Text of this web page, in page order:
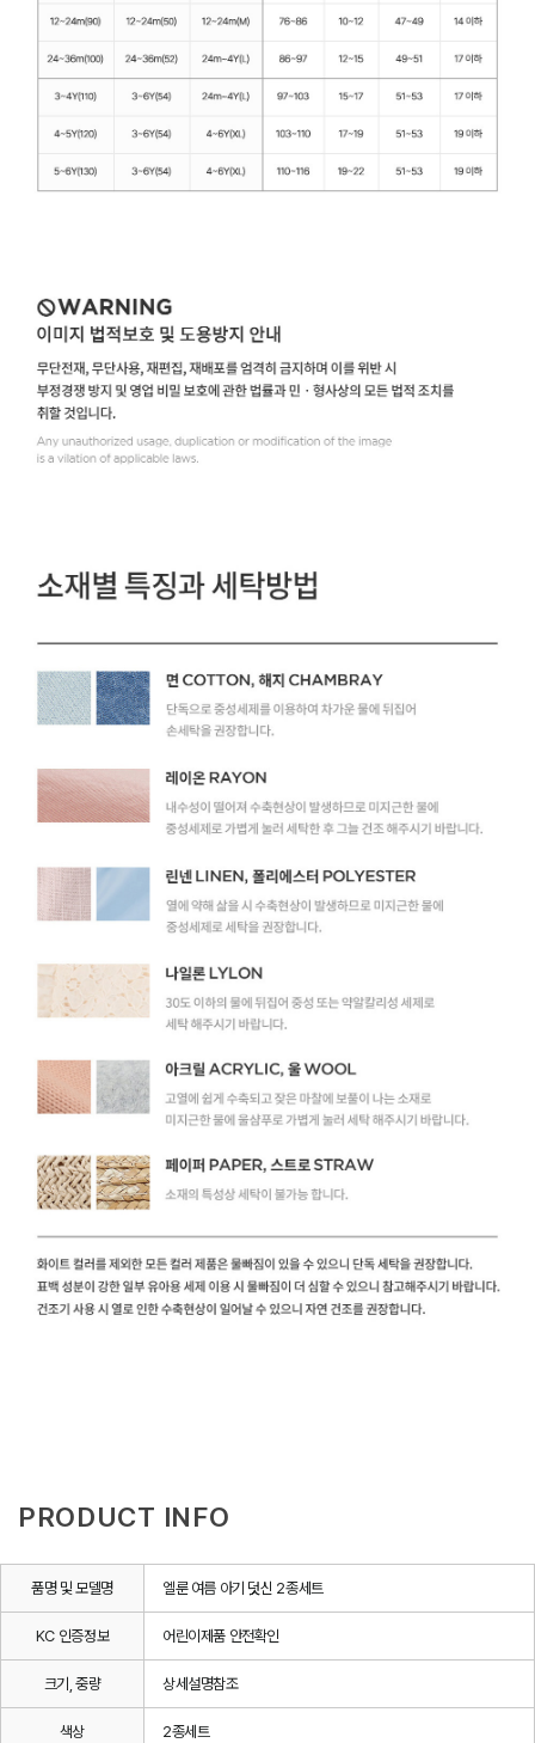
PRODUCT INFO
품명 및 모델명 엘룬 여름 아기 덧신 2종세트
KC 인증정보 어린이제품 안전확인
크기, 중량 상세설명참조
색상 2종세트